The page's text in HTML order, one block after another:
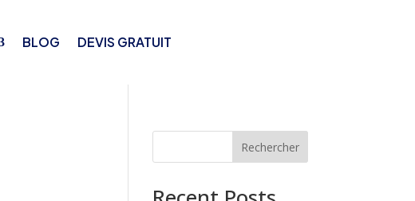
BLOG DEVIS GRATUIT
Rechercher